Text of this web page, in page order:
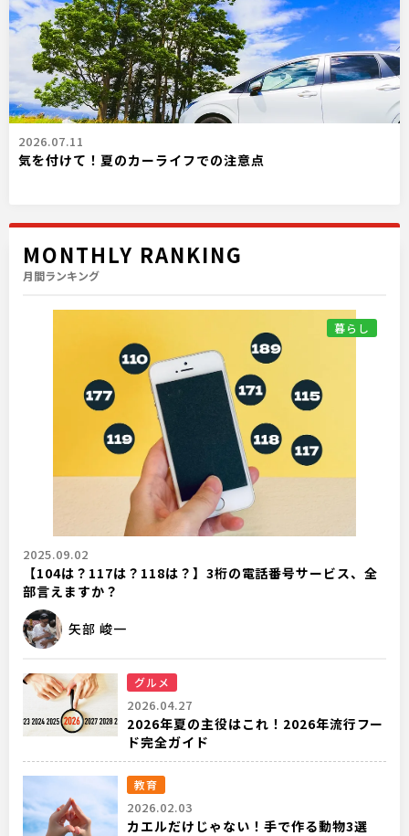
2026.07.11
気を付けて！夏のカーライフでの注意点
MONTHLY RANKING
月間ランキング
暮らし
2025.09.02
【104は？117は？118は？】3桁の電話番号サービス、全
部言えますか？
矢部 峻一
グルメ
2026.04.27
2026年夏の主役はこれ！2026年流行フー
ド完全ガイド
教育
2026.02.03
カエルだけじゃない！手で作る動物3選